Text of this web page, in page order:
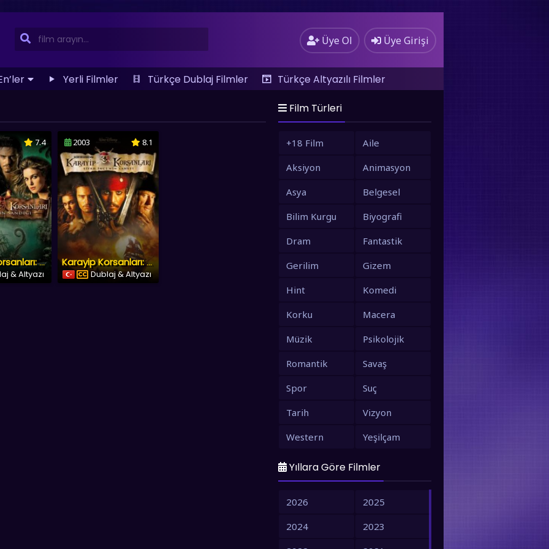
Üye Ol Üye Girişi
Yerli Filmler Türkçe Dublaj Filmler
Türkçe Altyazılı Filmler
7.4
Karayip Korsanları: Ölü Adam’ın Sandığı
& Altyazı
2003 8.1
Karayip Korsanları: Siyah İnci’nin Laneti
Dublaj & Altyazı
Film Türleri
+18 Film
Aile
Aksiyon
Animasyon
Asya
Belgesel
Bilim Kurgu
Biyografi
Dram
Fantastik
Gerilim
Gizem
Hint
Komedi
Korku
Macera
Müzik
Psikolojik
Romantik
Savaş
Spor
Suç
Tarih
Vizyon
Western
Yeşilçam
Yıllara Göre Filmler
2026
2025
2024
2023